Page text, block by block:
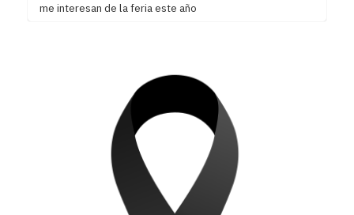
me interesan de la feria este año